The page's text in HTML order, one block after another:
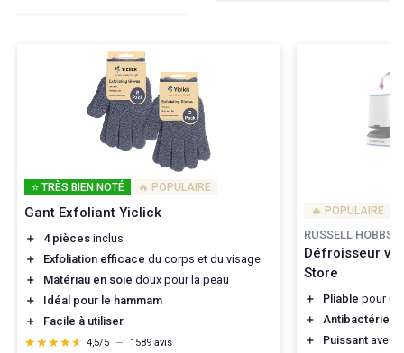
⭐ TRÈS BIEN NOTÉ 🔥 POPULAIRE
Gant Exfoliant Yiclick
＋ 4 pièces inclus
＋
Exfoliation efficace du corps et du visage
＋
Matériau en soie doux pour la peau
＋
Idéal pour le hammam
＋
Facile à utiliser
★★★★★
★★★★★ 4,5/5 — 1589 avis
🔥 POPULAIRE
RUSSELL HOBBS
Défroisseur
Store
＋ Pliable pour
＋
Antibactérien
＋
Puissant avec